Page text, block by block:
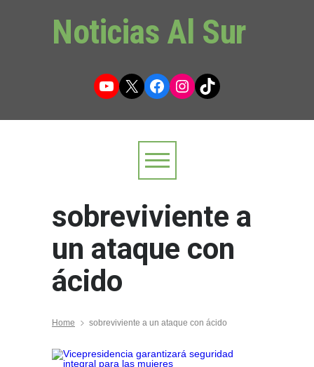
Noticias Al Sur
YouTube
X Facebook
Instagram
TikTok
sobreviviente a
un ataque con
ácido
Home sobreviviente a un ataque con ácido